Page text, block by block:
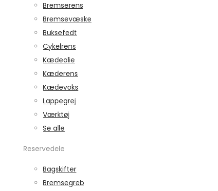
Bremserens
Bremsevæske
Buksefedt
Cykelrens
Kædeolie
Kæderens
Kædevoks
Lappegrej
Værktøj
Se alle
Reservedele
Bagskifter
Bremsegreb